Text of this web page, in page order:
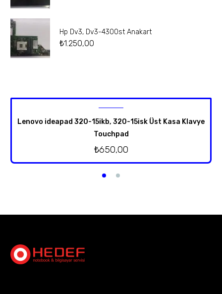
Hp Dv3, Dv3-4300st Anakart
₺1.250,00
Lenovo ideapad 320-15ikb, 320-15isk Üst Kasa Klavye
Touchpad
₺650,00